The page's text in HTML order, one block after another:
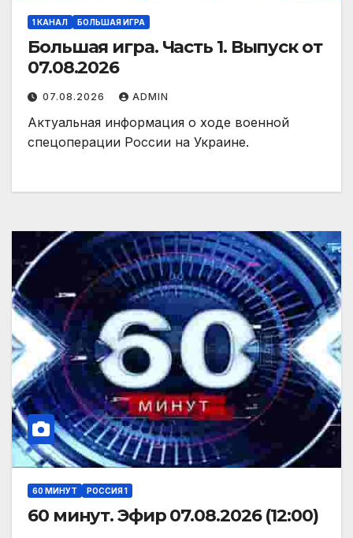
1 КАНАЛ БОЛЬШАЯ ИГРА
Большая игра. Часть 1. Выпуск от
07.08.2026
07.08.2026 ADMIN
Актуальная информация о ходе военной
спецоперации России на Украине.
60 МИНУТ РОССИЯ 1
60 минут. Эфир 07.08.2026 (12:00)